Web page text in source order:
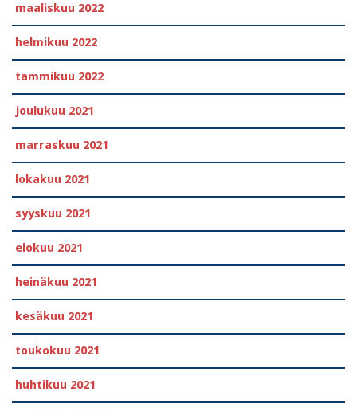
maaliskuu 2022
helmikuu 2022
tammikuu 2022
joulukuu 2021
marraskuu 2021
lokakuu 2021
syyskuu 2021
elokuu 2021
heinäkuu 2021
kesäkuu 2021
toukokuu 2021
huhtikuu 2021